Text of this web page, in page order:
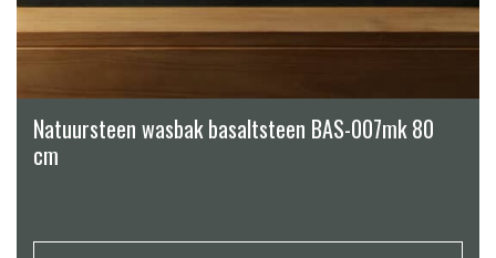
Natuursteen wasbak basaltsteen BAS-007mk 80
cm